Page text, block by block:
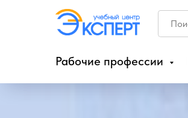
Рабочие профессии